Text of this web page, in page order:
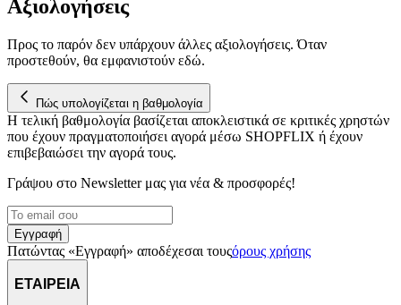
διεύθυνση IP σας, χρησιμοποιώντας τεχνολογία όπως cookies
στη συσκευή σας, με σκοπό την προβολή εξατομικευμένων
διαφημίσεων και περιεχομένου, τις μετρήσεις σχετικά με
μας και την ανάπτυξη προϊόντων. Επίσης, κοινοποιούμε
πληροφορίες σχετικά με την από μέρους σας χρήση της
τοποθεσίας μας στους συνεργάτες μέσων κοινωνικής
δικτύωσης, διαφημίσεων και ανάλυσης.
Αξιολογήσεις
Προς το παρόν δεν υπάρχουν άλλες αξιολογήσεις. Όταν
προστεθούν, θα εμφανιστούν εδώ.
Πώς υπολογίζεται η βαθμολογία
Η τελική βαθμολογία βασίζεται αποκλειστικά σε κριτικές χρηστών
που έχουν πραγματοποιήσει αγορά μέσω SHOPFLIX ή έχουν
επιβεβαιώσει την αγορά τους.
Γράψου στο Νewsletter μας για νέα & προσφορές!
Εγγραφή
Πατώντας «Εγγραφή» αποδέχεσαι τουςόρους χρήσης
ΕΤΑΙΡΕΙΑ